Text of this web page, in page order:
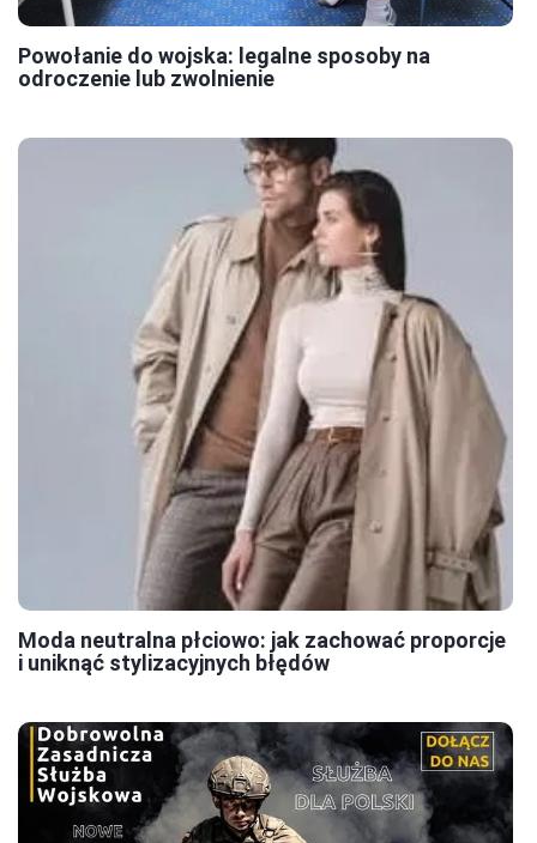
Powołanie do wojska: legalne sposoby na
odroczenie lub zwolnienie
Moda neutralna płciowo: jak zachować proporcje
i uniknąć stylizacyjnych błędów